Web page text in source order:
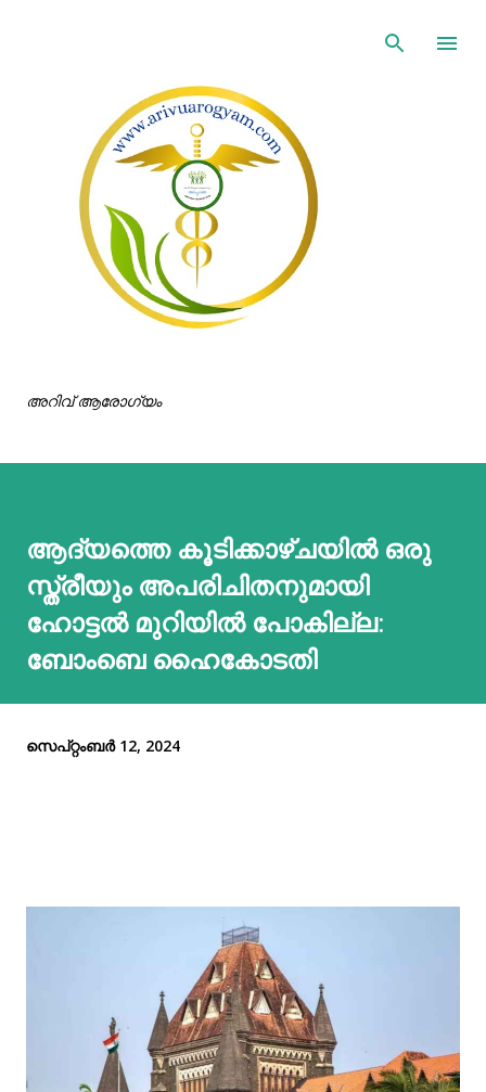
അറിവ് ആരോഗ്യം
ആദ്യത്തെ കൂടിക്കാഴ്ചയിൽ ഒരു
സ്ത്രീയും അപരിചിതനുമായി
ഹോട്ടൽ മുറിയിൽ പോകില്ല:
ബോംബെ ഹൈകോടതി
സെപ്റ്റംബർ 12, 2024